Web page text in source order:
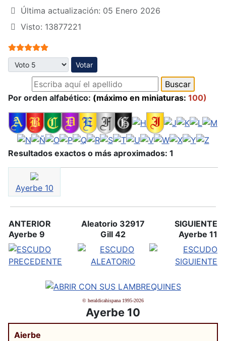
Última actualización: 05 Enero 2026
Visto: 13877221
Ratio:5/5
Por favor, vote
Por orden alfabético: (máximo en miniaturas: 100)
Resultados exactos o más aproximados: 1
Ayerbe 10
ANTERIOR
Ayerbe 9
Aleatorio 32917
Gill 42
SIGUIENTE
Ayerbe 11
© heraldicahispana 1995-2026
Ayerbe 10
Aierbe